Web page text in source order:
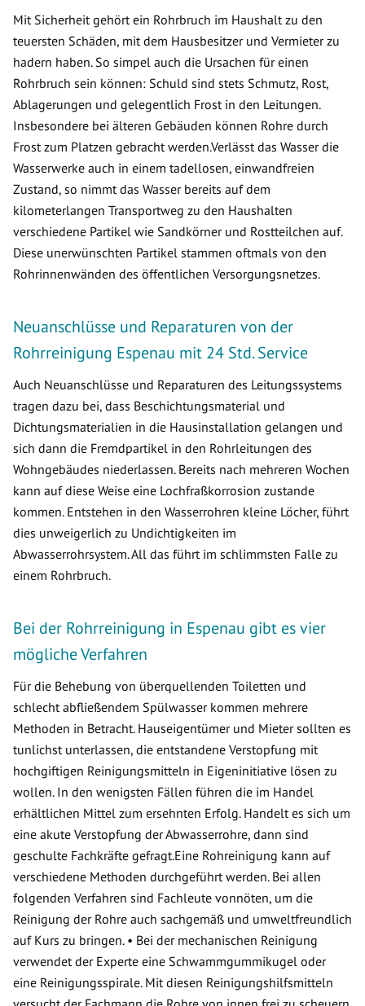
Mit Sicherheit gehört ein Rohrbruch im Haushalt zu den
teuersten Schäden, mit dem Hausbesitzer und Vermieter zu
hadern haben. So simpel auch die Ursachen für einen
Rohrbruch sein können: Schuld sind stets Schmutz, Rost,
Ablagerungen und gelegentlich Frost in den Leitungen.
Insbesondere bei älteren Gebäuden können Rohre durch
Frost zum Platzen gebracht werden.Verlässt das Wasser die
Wasserwerke auch in einem tadellosen, einwandfreien
Zustand, so nimmt das Wasser bereits auf dem
kilometerlangen Transportweg zu den Haushalten
verschiedene Partikel wie Sandkörner und Rostteilchen auf.
Diese unerwünschten Partikel stammen oftmals von den
Rohrinnenwänden des öffentlichen Versorgungsnetzes.
Neuanschlüsse und Reparaturen von der
Rohrreinigung Espenau mit 24 Std. Service
Auch Neuanschlüsse und Reparaturen des Leitungssystems
tragen dazu bei, dass Beschichtungsmaterial und
Dichtungsmaterialien in die Hausinstallation gelangen und
sich dann die Fremdpartikel in den Rohrleitungen des
Wohngebäudes niederlassen. Bereits nach mehreren Wochen
kann auf diese Weise eine Lochfraßkorrosion zustande
kommen. Entstehen in den Wasserrohren kleine Löcher, führt
dies unweigerlich zu Undichtigkeiten im
Abwasserrohrsystem. All das führt im schlimmsten Falle zu
einem Rohrbruch.
Bei der Rohrreinigung in Espenau gibt es vier
mögliche Verfahren
Für die Behebung von überquellenden Toiletten und
schlecht abfließendem Spülwasser kommen mehrere
Methoden in Betracht. Hauseigentümer und Mieter sollten es
tunlichst unterlassen, die entstandene Verstopfung mit
hochgiftigen Reinigungsmitteln in Eigeninitiative lösen zu
wollen. In den wenigsten Fällen führen die im Handel
erhältlichen Mittel zum ersehnten Erfolg. Handelt es sich um
eine akute Verstopfung der Abwasserrohre, dann sind
geschulte Fachkräfte gefragt.Eine Rohreinigung kann auf
verschiedene Methoden durchgeführt werden. Bei allen
folgenden Verfahren sind Fachleute vonnöten, um die
Reinigung der Rohre auch sachgemäß und umweltfreundlich
auf Kurs zu bringen. • Bei der mechanischen Reinigung
verwendet der Experte eine Schwammgummikugel oder
eine Reinigungsspirale. Mit diesen Reinigungshilfsmitteln